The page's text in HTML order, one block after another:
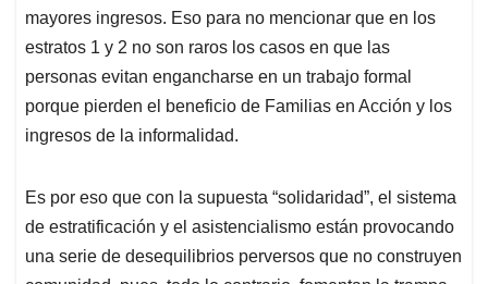
mayores ingresos. Eso para no mencionar que en los
estratos 1 y 2 no son raros los casos en que las
personas evitan engancharse en un trabajo formal
porque pierden el beneficio de Familias en Acción y los
ingresos de la informalidad.
Es por eso que con la supuesta “solidaridad”, el sistema
de estratificación y el asistencialismo están provocando
una serie de desequilibrios perversos que no construyen